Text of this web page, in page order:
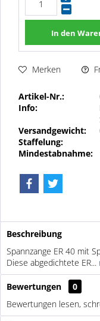
In den
Merken
Artikel-Nr.:
Info:
Versandgewicht:
Staffelung:
Mindestabnahme:
Beschreibung
Spannzange ER 40 mit
Diese abgedichtete ER...
Bewertungen
0
Bewertungen lesen,